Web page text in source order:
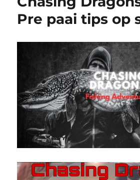
Pre paai tips op